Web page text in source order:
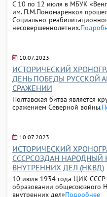
С 10 по 12 июля в МБУК
им. П.М.Пономаренко»
Социально-
несовершеннолетних.
10.07.2023
ИСТОРИЧЕСКИЙ
ДЕНЬ ПОБЕДЫ РУССКОЙ
СРАЖЕНИИ
Полтавская битва является
сражением Северной войны.
10.07.2023
ИСТОРИЧЕСКИЙ
СССРСОЗДАН НАРОДНЫЙ
ВНУТРЕННИХ ДЕЛ (НКВД)
10 июля 1934 года ЦИК СССР
образовании общесоюзного
внутренних дел»Подробнее